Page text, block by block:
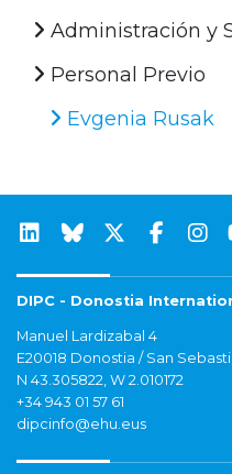
Administración y
Personal Previo
Evgenia Rusak
DIPC - Donostia
Manuel Lardizabal 4
E20018 Donostia / San
N 43.305822, W 2.010172
+34 943 01 57 61
dipcinfo@ehu.eus